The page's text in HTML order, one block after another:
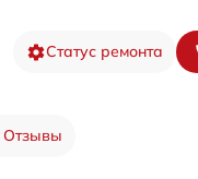
Статус ремонта
Отзывы